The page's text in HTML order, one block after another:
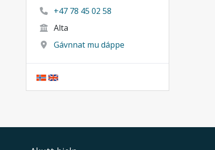
+47 78 45 02 58
Alta
Gávnnat mu dáppe